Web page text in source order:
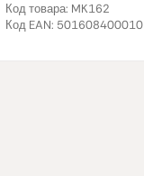
Код товара: MK162
Код EAN: 501608400010